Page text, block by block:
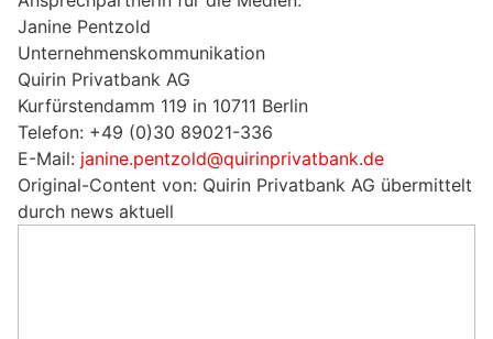
Janine Pentzold
Unternehmenskommunikation
Quirin Privatbank AG
Kurfürstendamm 119 in 10711 Berlin
Telefon: +49 (0)30 89021-336
E-Mail: janine.pentzold@quirinprivatbank.de
Original-Content von: Quirin Privatbank AG übermittelt
durch news aktuell